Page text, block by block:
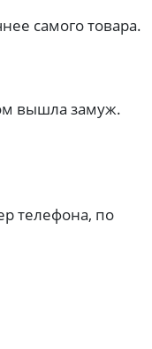
самого товара.
вышла замуж.
телефона, по